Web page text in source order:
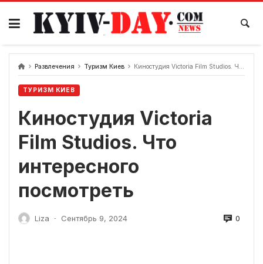
перейти
содержанию
Развлечения Туризм Киев Киностудия Victoria Film Studios. Что интересного посмотреть
ТУРИЗМ КИЕВ
Киностудия Victoria
Film Studios. Что
интересного
посмотреть
Liza - Сентябрь 9, 2024 0